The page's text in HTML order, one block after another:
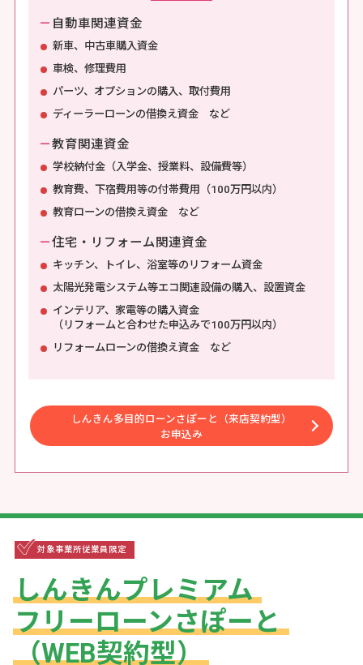
－ 自動車関連資金
新車、中古車購入資金
車検、修理費用
パーツ、オプションの購入、取付費用
ディーラーローンの借換え資金 など
－教育関連資金
学校納付金（入学金、授業料、設備費等）
教育費、下宿費用等の付帯費用（100万円以内）
教育ローンの借換え資金 など
－住宅・リフォーム関連資金
キッチン、トイレ、浴室等のリフォーム資金
太陽光発電システム等エコ関連設備の購入、設置資金
インテリア、家電等の購入資金
（リフォームと合わせた申込みで100万円以内）
リフォームローンの借換え資金 など
しんきん多目的ローンさぽーと（来店契約型）
お申込み
対象事業所従業員限定
しんきんプレミアム
フリーローンさぽーと
（WEB契約型）